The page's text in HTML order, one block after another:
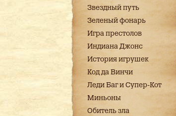
Звездный путь
Зеленый фонарь
Игра престолов
Индиана Джонс
История игрушек
Код да Винчи
Леди Баг и Супер-Кот
Миньоны
Обитель зла